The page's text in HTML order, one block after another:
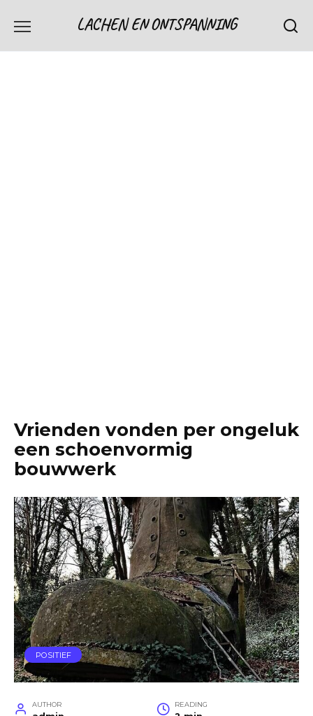
LACHEN EN ONTSPANNING
Vrienden vonden per ongeluk
een schoenvormig
bouwwerk
POSITIEF
AUTHOR READING